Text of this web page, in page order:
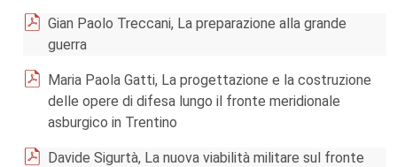
Gian Paolo Treccani, La preparazione alla grande
guerra
Maria Paola Gatti, La progettazione e la costruzione
delle opere di difesa lungo il fronte meridionale
asburgico in Trentino
Davide Sigurtà, La nuova viabilità militare sul fronte